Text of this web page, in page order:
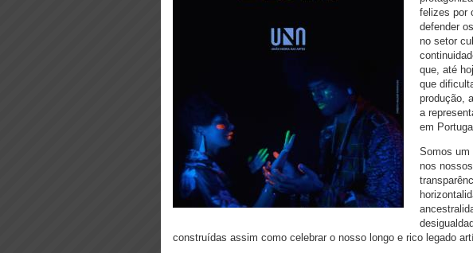
felizes por
defender
no setor
que, até
que
produção,
a
em
Somos um
nos
construídas assim como celebrar o nosso longo e rico legado